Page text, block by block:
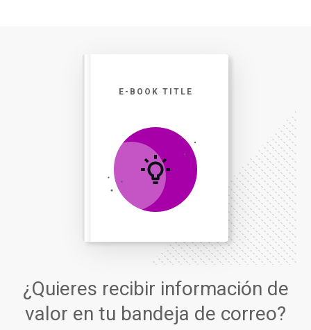
¿Quieres recibir información de
valor en tu bandeja de correo?
E-BOOK TITLE